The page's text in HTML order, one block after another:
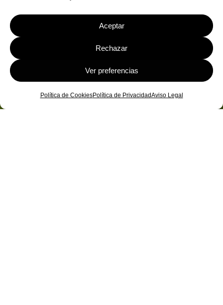
Aceptar
Rechazar
Ver preferencias
Política de CookiesPolítica de PrivacidadAviso Legal